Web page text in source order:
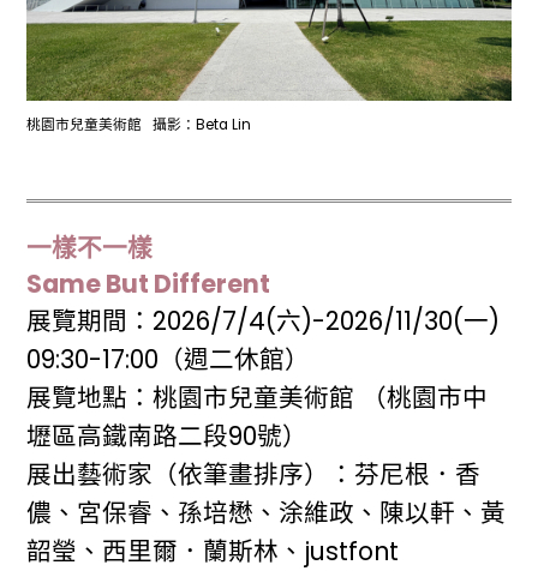
桃園市兒童美術館 攝影：Beta Lin
一樣不一樣
Same But Different
展覽期間：2026/7/4(六)-2026/11/30(一)
09:30-17:00（週二休館）
展覽地點：桃園市兒童美術館 （桃園市中
壢區高鐵南路二段90號）
展出藝術家（依筆畫排序）：芬尼根．香
儂、宮保睿、孫培懋、涂維政、陳以軒、黃
韶瑩、西里爾．蘭斯林、justfont